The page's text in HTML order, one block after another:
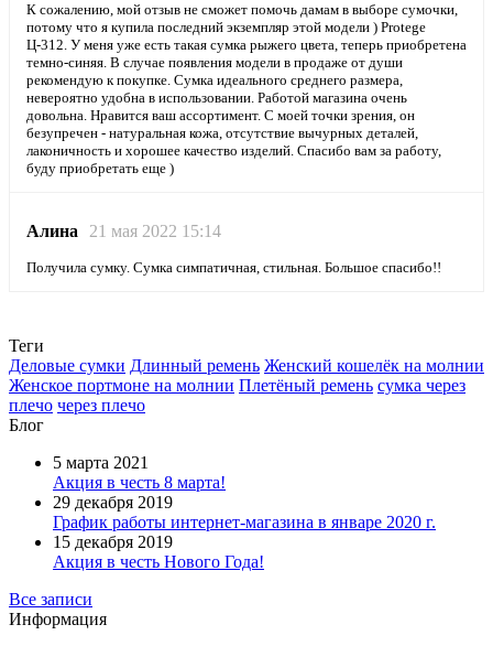
К сожалению, мой отзыв не сможет помочь дамам в выборе сумочки,
потому что я купила последний экземпляр этой модели ) Protege
Ц-312. У меня уже есть такая сумка рыжего цвета, теперь приобретена
темно-синяя. В случае появления модели в продаже от души
рекомендую к покупке. Сумка идеального среднего размера,
невероятно удобна в использовании. Работой магазина очень
довольна. Нравится ваш ассортимент. С моей точки зрения, он
безупречен - натуральная кожа, отсутствие вычурных деталей,
лаконичность и хорошее качество изделий. Спасибо вам за работу,
буду приобретать еще )
Алина 21 мая 2022 15:14
Получила сумку. Сумка симпатичная, стильная. Большое спасибо!!
Теги
Деловые сумки Длинный ремень Женский кошелёк на молнии
Женское портмоне на молнии Плетёный ремень сумка через
плечо через плечо
Блог
5 марта 2021
Акция в честь 8 марта!
29 декабря 2019
График работы интернет-магазина в январе 2020 г.
15 декабря 2019
Акция в честь Нового Года!
Все записи
Информация